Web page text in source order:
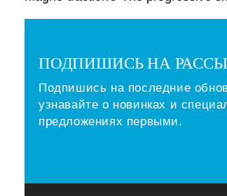
ПОДПИШИСЬ НА
Подпишись на последние
узнавайте о новинках и
предложениях первыми.